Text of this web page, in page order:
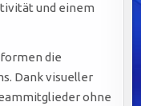
und einem
die
Dank visueller
ohne